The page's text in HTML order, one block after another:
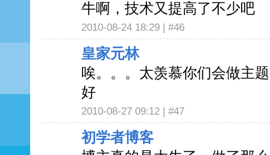
牛啊，技术又提高了不少吧
2010-08-24 18:29 | #46
皇家元林
唉。。。太羡慕你们会做主
好
2010-08-27 09:12 | #47
初学者博客